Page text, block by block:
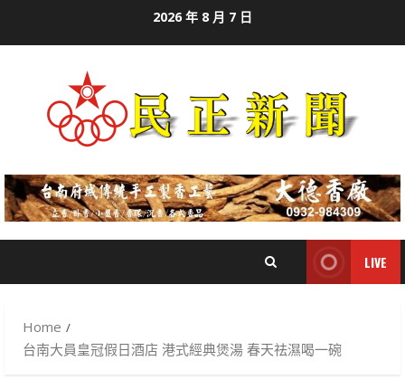
2026 年 8 月 7 日
LIVE
Home
台南大員皇冠假日酒店 港式經典煲湯 春天祛濕喝一碗